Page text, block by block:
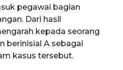
pegawai bagian
Dari hasil
kepada seorang
berinisial A sebagai
kasus tersebut.